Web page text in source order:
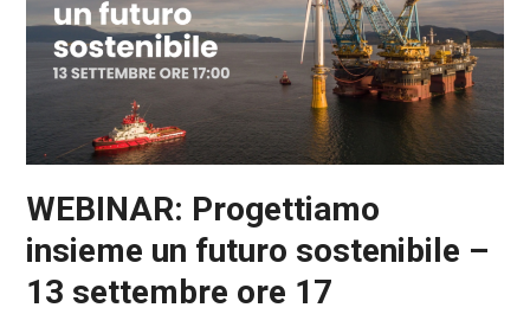
WEBINAR: Progettiamo
insieme un futuro sostenibile –
13 settembre ore 17